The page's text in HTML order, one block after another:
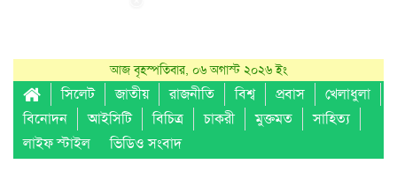
আজ বৃহস্পতিবার, ০৬ অগাস্ট ২০২৬ ইং
সিলেট জাতীয় রাজনীতি বিশ্ব প্রবাস
খেলাধুলা
বিনোদন
আইসিটি বিচিত্র চাকরী মুক্তমত
সাহিত্য
লাইফ স্টাইল
ভিডিও সংবাদ